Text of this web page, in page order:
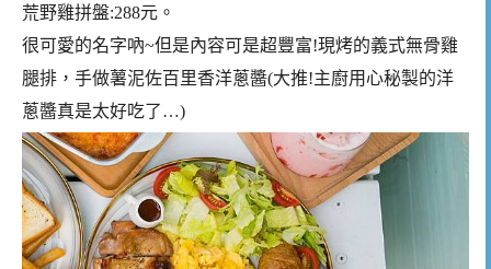
荒野雞拼盤:288元。
很可愛的名字吶~但是內容可是超豐富!現烤的義式無骨雞
腿排，手做薯泥佐百里香洋蔥醬(大推!主廚用心秘製的洋
蔥醬真是太好吃了…)